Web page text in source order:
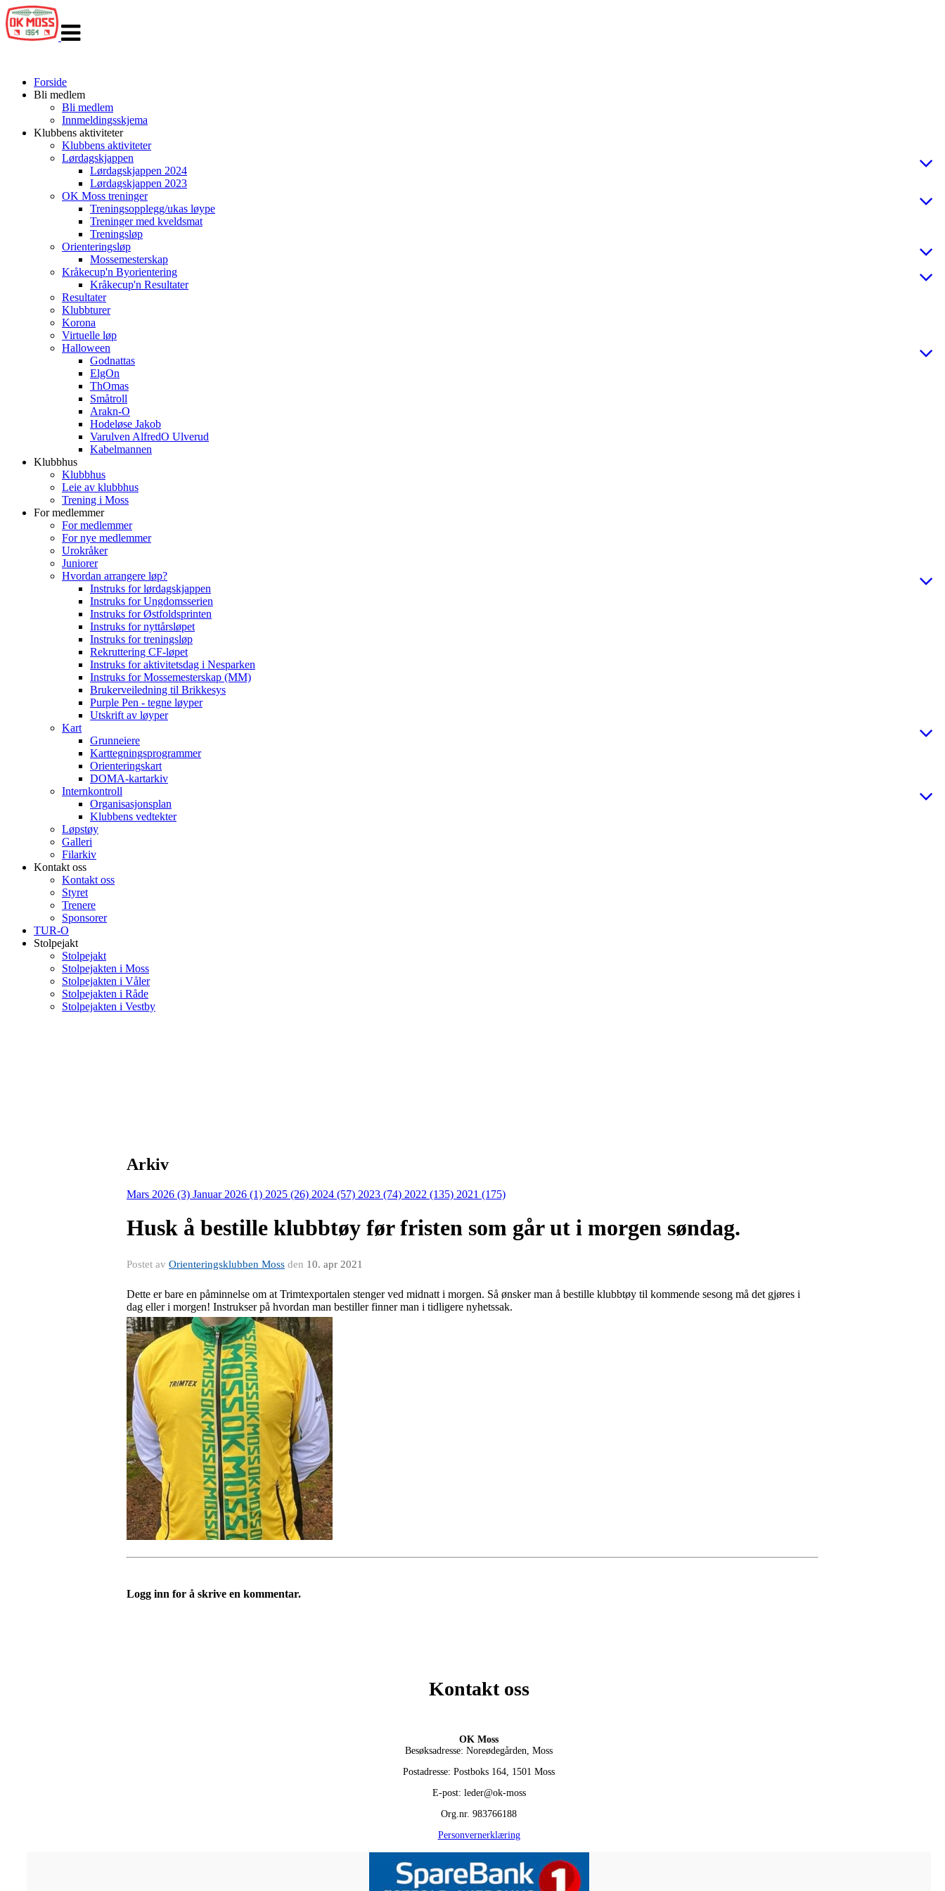
navigasjon
Forside
Bli medlem
Bli medlem
Innmeldingsskjema
Klubbens aktiviteter
Klubbens aktiviteter
Lørdagskjappen
Lørdagskjappen 2024
Lørdagskjappen 2023
OK Moss treninger
Treningsopplegg/ukas løype
Treninger med kveldsmat
Treningsløp
Orienteringsløp
Mossemesterskap
Kråkecup'n Byorientering
Kråkecup'n Resultater
Resultater
Klubbturer
Korona
Virtuelle løp
Halloween
Godnattas
ElgOn
ThOmas
Småtroll
Arakn-O
Hodeløse Jakob
Varulven AlfredO Ulverud
Kabelmannen
Klubbhus
Klubbhus
Leie av klubbhus
Trening i Moss
For medlemmer
For medlemmer
For nye medlemmer
Urokråker
Juniorer
Hvordan arrangere løp?
Instruks for lørdagskjappen
Instruks for Ungdomsserien
Instruks for Østfoldsprinten
Instruks for nyttårsløpet
Instruks for treningsløp
Rekruttering CF-løpet
Instruks for aktivitetsdag i Nesparken
Instruks for Mossemesterskap (MM)
Brukerveiledning til Brikkesys
Purple Pen - tegne løyper
Utskrift av løyper
Kart
Grunneiere
Karttegningsprogrammer
Orienteringskart
DOMA-kartarkiv
Internkontroll
Organisasjonsplan
Klubbens vedtekter
Løpstøy
Galleri
Filarkiv
Kontakt oss
Kontakt oss
Styret
Trenere
Sponsorer
TUR-O
Stolpejakt
Stolpejakt
Stolpejakten i Moss
Stolpejakten i Våler
Stolpejakten i Råde
Stolpejakten i Vestby
Arkiv
Mars 2026 (3) Januar 2026 (1) 2025 (26) 2024 (57) 2023 (74) 2022 (135) 2021 (175)
Husk å bestille klubbtøy før fristen som går ut i morgen søndag.
Postet av Orienteringsklubben Moss den 10. apr 2021
Dette er bare en påminnelse om at Trimtexportalen stenger ved midnatt i morgen. Så ønsker man å bestille klubbtøy til kommende sesong må det gjøres i
dag eller i morgen! Instrukser på hvordan man bestiller finner man i tidligere nyhetssak.
Logg inn for å skrive en kommentar.
Kontakt oss
OK Moss
Besøksadresse: Noreødegården, Moss
Postadresse: Postboks 164, 1501 Moss
E-post: leder@ok-moss
Org.nr. 983766188
Personvernerklæring